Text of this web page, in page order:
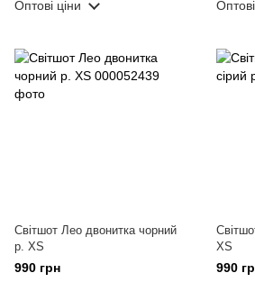
Оптові ціни
Світшот Лео двонитка чорний
р. XS
990 грн
XS
990